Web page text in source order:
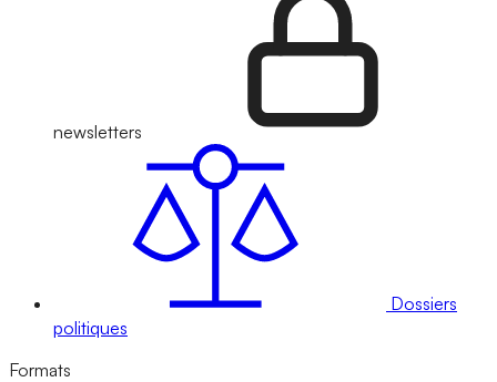
newsletters
Dossiers
politiques
Formats